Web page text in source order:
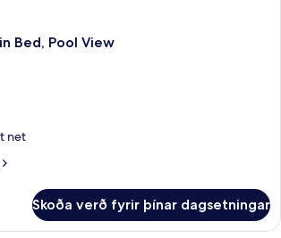
Bed, Pool View
net
Skoða verð fyrir þínar dagsetningar